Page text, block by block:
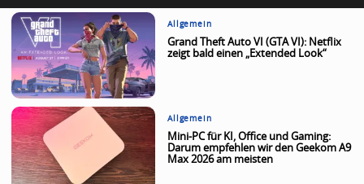
Allgemein
Grand Theft Auto VI (GTA VI): Netflix
zeigt bald einen „Extended Look“
Allgemein
Mini-PC für KI, Office und Gaming:
Darum empfehlen wir den Geekom A9
Max 2026 am meisten